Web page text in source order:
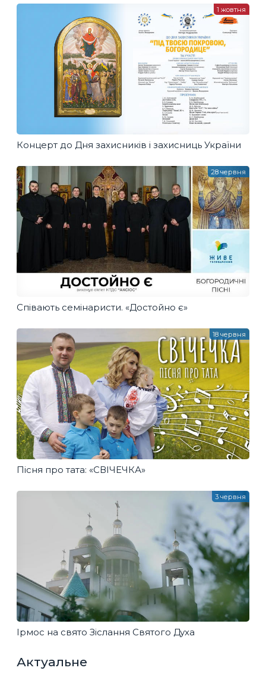
Концерт до Дня захисників і захисниць України
1 жовтня
Співають семінаристи. «Достойно є»
28 червня
Пісня про тата: «СВІЧЕЧКА»
18 червня
Ірмос на свято Зіслання Святого Духа
3 червня
Актуальне